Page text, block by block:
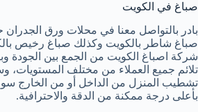
صباغ في الكويت
بادر بالتواصل معنا في محلات ورق
صباغ شاطر بالكويت وكذلك صباغ رخيص
شركة اصباغ الكويت من الجمع بين الجودة
تلائم جميع العملاء من مختلف
تشطيب المنزل من الداخل أو من الخارج
بأعلى درجة ممكنة من الدقة والاحترافية.